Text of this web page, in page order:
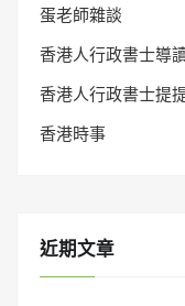
蛋老師雜談
香港人行政書士導
香港人行政書士提
香港時事
近期文章